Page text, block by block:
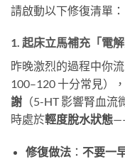
請啟動以下修復清單：
1. 起床立馬補充「電解
昨晚激烈的過程中你
100–120 十分常見）
謝 （5-HT 影響腎血
時處於輕度脫水狀態
修復做法： 不要一